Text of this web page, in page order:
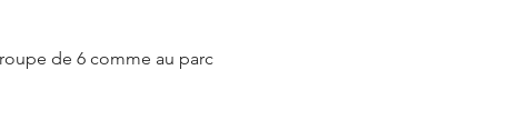
de 6 comme au parc